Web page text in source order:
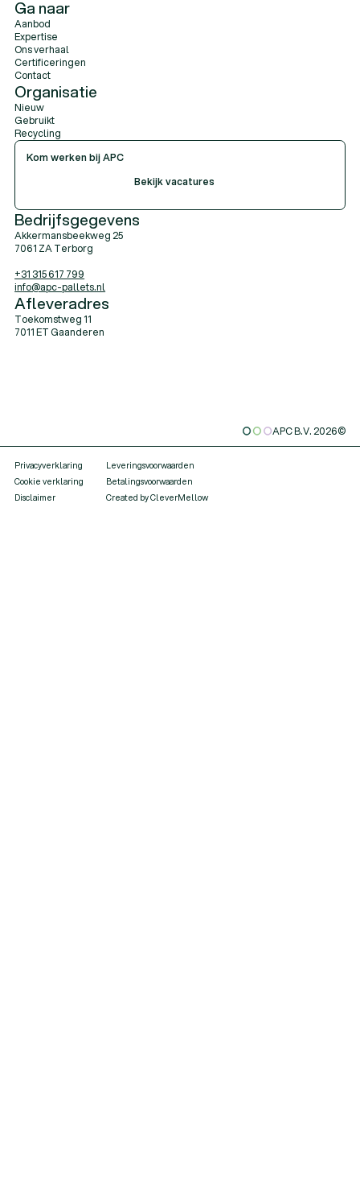
Privacyverklaring
Leveringsvoorwaarden
Cookie verklaring
Betalingsvoorwaarden
Disclaimer
Created by CleverMellow
Ga naar
Aanbod
Expertise
Ons verhaal
Certificeringen
Contact
Organisatie
Nieuw
Gebruikt
Recycling
Kom werken bij APC
Bekijk vacatures
Bedrijfsgegevens
Akkermansbeekweg 25
7061 ZA Terborg
+31 315 617 799
info@apc-pallets.nl
Afleveradres
Toekomstweg 11
7011 ET Gaanderen
APC B.V.2026©